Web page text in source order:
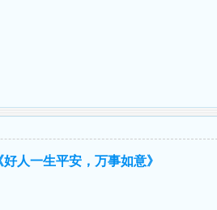
人一生平安，万事如意》